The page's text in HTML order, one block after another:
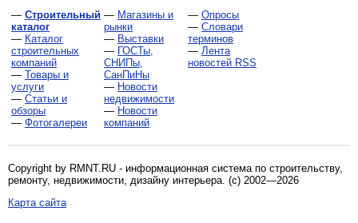
— Строительный
каталог
— Каталог
строительных
компаний
— Товары и
услуги
— Статьи и
обзоры
— Фотогалереи
— Магазины и
рынки
— Выставки
— ГОСТы,
СНИПы,
СанПиНы
— Новости
недвижимости
— Новости
компаний
— Опросы
— Словари
терминов
— Лента
новостей RSS
Copyright by RMNT.RU - информационная система по строительству,
ремонту, недвижимости, дизайну интерьера . (c) 2002—2026
Карта сайта